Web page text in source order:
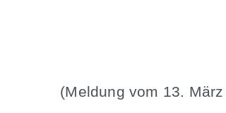
(Meldung vom 13.